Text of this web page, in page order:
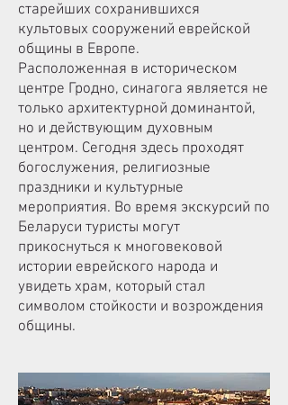
старейших сохранившихся
культовых сооружений еврейской
общины в Европе.
Расположенная в историческом
центре Гродно, синагога является не
только архитектурной доминантой,
но и действующим духовным
центром. Сегодня здесь проходят
богослужения, религиозные
праздники и культурные
мероприятия. Во время экскурсий по
Беларуси туристы могут
прикоснуться к многовековой
истории еврейского народа и
увидеть храм, который стал
символом стойкости и возрождения
общины.